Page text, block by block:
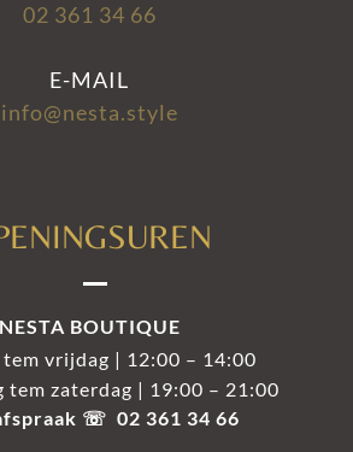
02 361 34 66
E-MAIL
info@nesta.style
NESTA BOUTIQUE
tem vrijdag | 12:00 – 14:00
tem zaterdag | 19:00 – 21:00
☏ 02 361 34 66